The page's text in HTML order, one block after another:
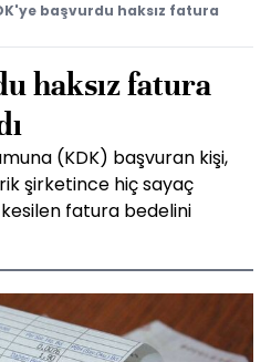
başvurdu haksız fatura
haksız fatura
(KDK) başvuran kişi,
şirketince hiç sayaç
fatura bedelini